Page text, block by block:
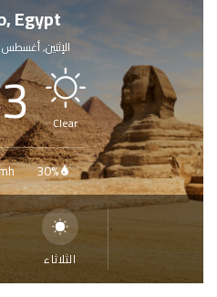
Egypt
الإثنين, أغسطس 10, 2026
Clear
30%
الثلاثاء